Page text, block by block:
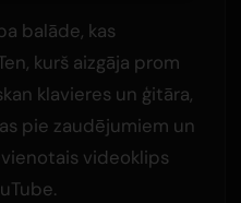
balāde, kas
kurš aizgāja prom
klavieres un ģitāra,
pie zaudējumiem un
videoklips